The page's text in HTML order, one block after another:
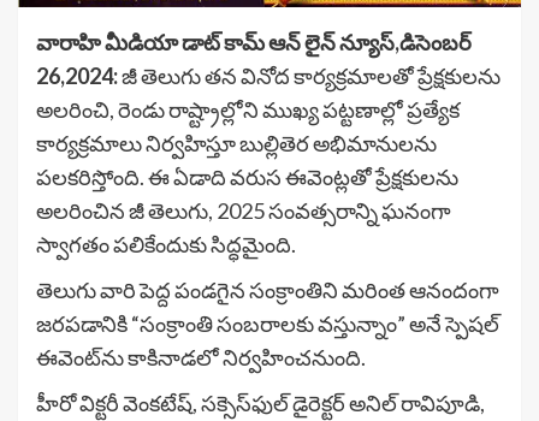
వారాహి మీడియా డాట్ కామ్ ఆన్ లైన్ న్యూస్,డిసెంబర్
26,2024:జీ తెలుగు తన వినోద కార్యక్రమాలతో ప్రేక్షకులను
అలరించి, రెండు రాష్ట్రాల్లోని ముఖ్య పట్టణాల్లో ప్రత్యేక
కార్యక్రమాలు నిర్వహిస్తూ బుల్లితెర అభిమానులను
పలకరిస్తోంది. ఈ ఏడాది వరుస ఈవెంట్లతో ప్రేక్షకులను
అలరించిన జీ తెలుగు, 2025 సంవత్సరాన్ని ఘనంగా
స్వాగతం పలికేందుకు సిద్ధమైంది.
తెలుగు వారి పెద్ద పండగైన సంక్రాంతిని మరింత ఆనందంగా
జరపడానికి “సంక్రాంతి సంబరాలకు వస్తున్నాం” అనే స్పెషల్
ఈవెంట్‌ను కాకినాడలో నిర్వహించనుంది.
హీరో విక్టరీ వెంకటేష్, సక్సెస్‌ఫుల్ డైరెక్టర్ అనిల్ రావిపూడి,